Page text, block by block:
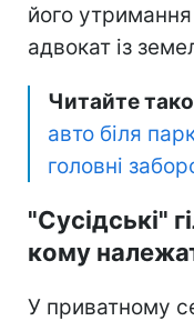
його
адвокат із
Читайте
авто біля
головні
"Сусідські"
кому
У приватному